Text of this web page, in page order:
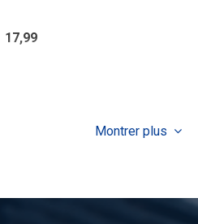
17,99
Montrer plus